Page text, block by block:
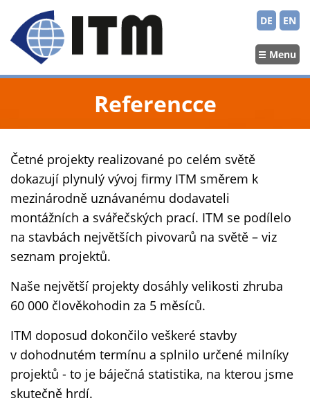
Menu
DE EN
Referencce
Četné projekty realizované po celém světě
dokazují plynulý vývoj firmy ITM směrem k
mezinárodně uznávanému dodavateli
montážních a svářečských prací. ITM se podílelo
na stavbách největších pivovarů na světě – viz
seznam projektů.
Naše největší projekty dosáhly velikosti zhruba
60 000 člověkohodin za 5 měsíců.
ITM doposud dokončilo veškeré stavby
v dohodnutém termínu a splnilo určené milníky
projektů - to je báječná statistika, na kterou jsme
skutečně hrdí.